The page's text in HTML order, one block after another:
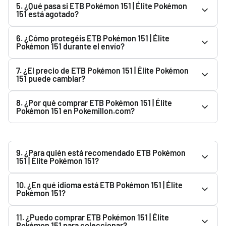
Pokémon 151 sellado de fábrica.
estimado de entrega es de 1 a 3 días hábiles.
5. ¿Qué pasa si ETB Pokémon 151 | Élite Pokémon
151 está agotado?
Puedes usar el botón "Avisarme cuando haya stock". Te
enviaremos un email cuando vuelva a estar disponible.
6. ¿Cómo protegéis ETB Pokémon 151 | Élite
Pokémon 151 durante el envío?
Preparamos todos los pedidos cuidadosamente y
utilizamos material de protección para proteger ETB
Pokémon 151 | Élite Pokémon 151 durante el transporte.
7. ¿El precio de ETB Pokémon 151 | Élite Pokémon
151 puede cambiar?
Sí. El precio de ETB Pokémon 151 | Élite Pokémon 151 puede
variar según la disponibilidad, reposiciones y condiciones
del mercado. El precio mostrado en la web es el vigente en
8. ¿Por qué comprar ETB Pokémon 151 | Élite
Pokémon 151 en Pokemillon.com?
rápido y embalaje protegido.
9. ¿Para quién está recomendado ETB Pokémon
151 | Élite Pokémon 151?
ETB Pokémon 151 | Élite Pokémon 151 es ideal tanto para
coleccionistas como para aficionados. Consulta la
descripción del producto para conocer sus características
y contenido.
10. ¿En qué idioma está ETB Pokémon 151 | Élite
Pokémon 151?
El idioma de ETB Pokémon 151 | Élite Pokémon 151 aparece
indicado en la descripción del producto. Te
11. ¿Puedo comprar ETB Pokémon 151 | Élite